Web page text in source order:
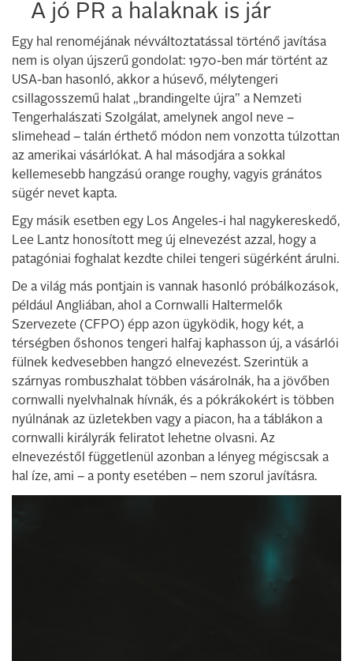
A jó PR a halaknak is jár
Egy hal renoméjának névváltoztatással történő javítása
nem is olyan újszerű gondolat: 1970-ben már történt az
USA-ban hasonló, akkor a húsevő, mélytengeri
csillagosszemű halat „brandingelte újra” a Nemzeti
Tengerhalászati Szolgálat, amelynek angol neve –
slimehead – talán érthető módon nem vonzotta túlzottan
az amerikai vásárlókat. A hal másodjára a sokkal
kellemesebb hangzású orange roughy, vagyis gránátos
sügér nevet kapta.
Egy másik esetben egy Los Angeles-i hal nagykereskedő,
Lee Lantz honosított meg új elnevezést azzal, hogy a
patagóniai foghalat kezdte chilei tengeri sügérként árulni.
De a világ más pontjain is vannak hasonló próbálkozások,
például Angliában, ahol a Cornwalli Haltermelők
Szervezete (CFPO) épp azon ügyködik, hogy két, a
térségben őshonos tengeri halfaj kaphasson új, a vásárlói
fülnek kedvesebben hangzó elnevezést. Szerintük a
szárnyas rombuszhalat többen vásárolnák, ha a jövőben
cornwalli nyelvhalnak hívnák, és a pókrákokért is többen
nyúlnának az üzletekben vagy a piacon, ha a táblákon a
cornwalli királyrák feliratot lehetne olvasni. Az
elnevezéstől függetlenül azonban a lényeg mégiscsak a
hal íze, ami – a ponty esetében – nem szorul javításra.